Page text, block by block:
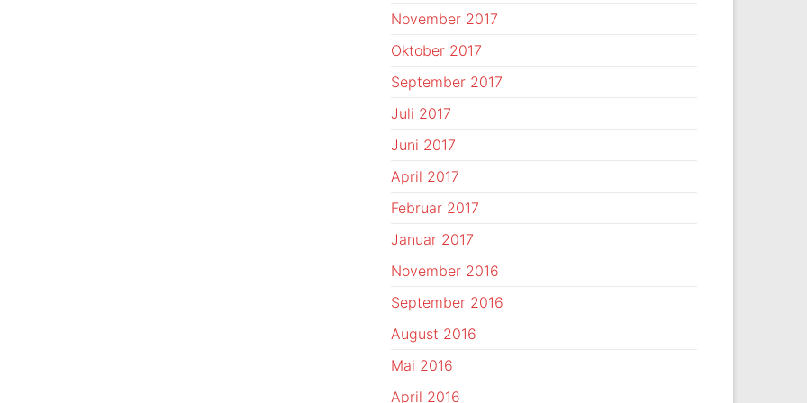
November 2017
Oktober 2017
September 2017
Juli 2017
Juni 2017
April 2017
Februar 2017
Januar 2017
November 2016
September 2016
August 2016
Mai 2016
April 2016